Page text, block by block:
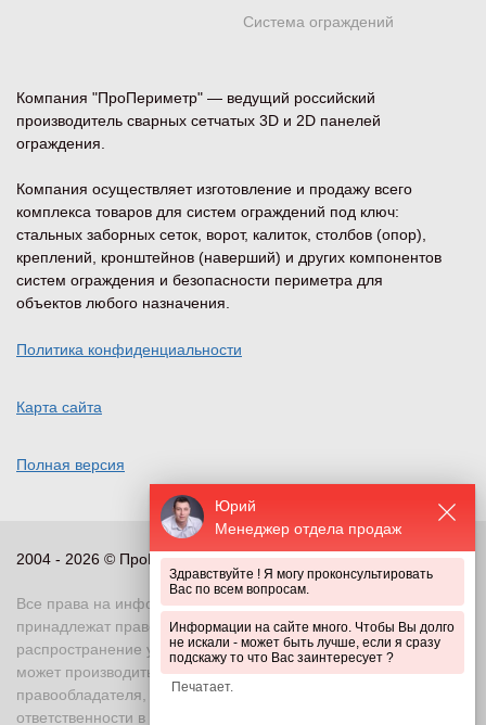
Юрий
Менеджер отдела продаж
Здравствуйте ! Я могу проконсультировать
Вас по всем вопросам.
Информации на сайте много. Чтобы Вы долго
не искали - может быть лучше, если я сразу
подскажу то что Вас заинтересует ?
Компания "ПроПериметр" — ведущий российский
производитель сварных сетчатых 3D и 2D панелей
ограждения.
Компания осуществляет изготовление и продажу всего
комплекса товаров для систем ограждений под ключ:
стальных заборных сеток, ворот, калиток, столбов (опор),
креплений, кронштейнов (наверший) и других компонентов
систем ограждения и безопасности периметра для
объектов любого назначения.
Политика конфиденциальности
Карта сайта
Полная версия
Система ограждений
2004 - 2026 © ПроПериметр, все права защищены
Все права на информационные и иные материалы сайта
принадлежат правообладателю. Воспроизведение или
распространение указанных материалов в любой форме
может производиться только с письменного разрешения
правообладателя, в противном случае возможно применение
ответственности в соответствии с действующим